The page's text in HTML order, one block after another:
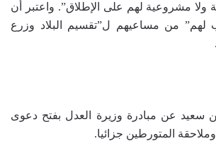
ولا مشروعية لهم على الإطلاق”. واعتبر أن
لهم” من مساعيهم ل”تقسيم البلاد وزرع
سعيد عن مبادرة وزيرة العدل بفتح دعوى
المتورطين جزائيا.